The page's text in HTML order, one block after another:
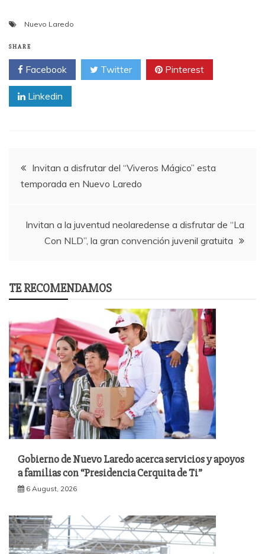
Nuevo Laredo
SHARE
Facebook Twitter Pinterest
Linkedin
Post
navigation
Invitan a disfrutar del “Viveros Mágico” esta
temporada en Nuevo Laredo
Invitan a la juventud neolaredense a disfrutar de “La
Con NLD”, la gran convención juvenil gratuita
TE RECOMENDAMOS
Gobierno de Nuevo Laredo acerca servicios y apoyos
a familias con “Presidencia Cerquita de Ti”
6 August, 2026